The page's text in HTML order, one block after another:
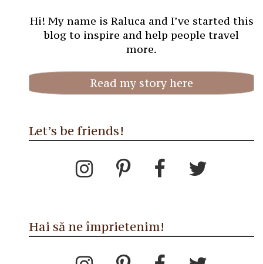
Hi! My name is Raluca and I’ve started this
blog to inspire and help people travel
more.
Read my story here
Let’s be friends!
Hai să ne împrietenim!